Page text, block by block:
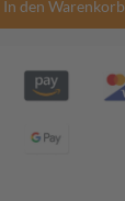
In den Warenkorb